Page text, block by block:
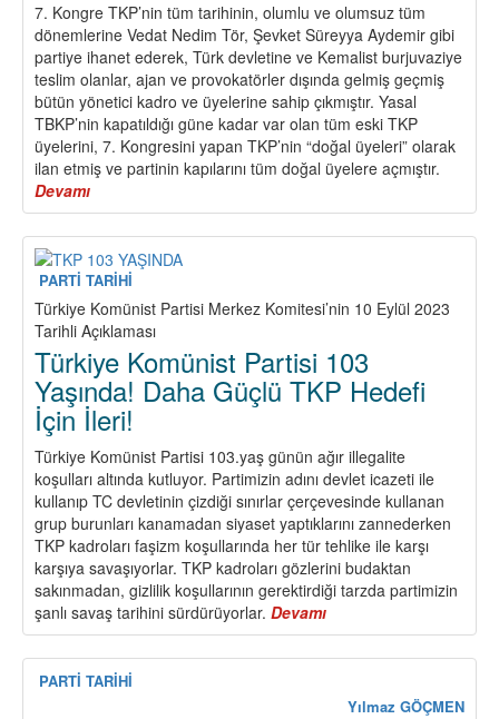
7. Kongre TKP’nin tüm tarihinin, olumlu ve olumsuz tüm
dönemlerine Vedat Nedim Tör, Şevket Süreyya Aydemir gibi
partiye ihanet ederek, Türk devletine ve Kemalist burjuvaziye
teslim olanlar, ajan ve provokatörler dışında gelmiş geçmiş
bütün yönetici kadro ve üyelerine sahip çıkmıştır. Yasal
TBKP’nin kapatıldığı güne kadar var olan tüm eski TKP
üyelerini, 7. Kongresini yapan TKP’nin “doğal üyeleri” olarak
ilan etmiş ve partinin kapılarını tüm doğal üyelere açmıştır.
Devamı
TKP
7.Kongresinin
Tarihsel
Anlamı
Üzerine
Tezler
PARTİ TARİHİ
Türkiye Komünist Partisi Merkez Komitesi’nin 10 Eylül 2023
Tarihli Açıklaması
Türkiye Komünist Partisi 103
Yaşında! Daha Güçlü TKP Hedefi
İçin İleri!
Türkiye Komünist Partisi 103.yaş günün ağır illegalite
koşulları altında kutluyor. Partimizin adını devlet icazeti ile
kullanıp TC devletinin çizdiği sınırlar çerçevesinde kullanan
grup burunları kanamadan siyaset yaptıklarını zannederken
TKP kadroları faşizm koşullarında her tür tehlike ile karşı
karşıya savaşıyorlar. TKP kadroları gözlerini budaktan
sakınmadan, gizlilik koşullarının gerektirdiği tarzda partimizin
şanlı savaş tarihini sürdürüyorlar. Devamı
Türkiye
Komünist
103
PARTİ TARİHİ
Yılmaz GÖÇMEN